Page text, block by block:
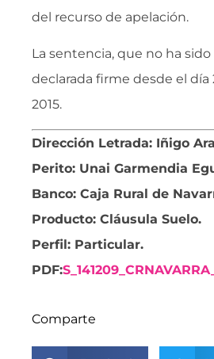
del recurso de apelación.
La sentencia, que no ha
declarada firme desde el día
2015.
Dirección Letrada: Iñigo
Perito: Unai Garmendia
Banco: Caja Rural de
Producto: Cláusula Suelo.
Perfil: Particular.
PDF:
Comparte